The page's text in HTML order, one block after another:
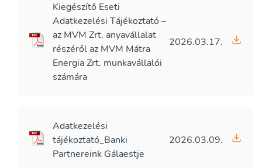
Kiegészítő Eseti
Adatkezelési Tájékoztató –
az MVM Zrt. anyavállalat
részéről az MVM Mátra
Energia Zrt. munkavállalói
számára
2026.03.17.
Adatkezelési
tájékoztató_Banki
Partnereink Gálaestje
2026.03.09.